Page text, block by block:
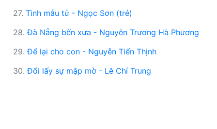
27. Tình mẫu tử - Ngọc Sơn (trẻ)
28.Đà Nẵng bến xưa - Nguyễn Trương Hà Phương
29.Để lại cho con - Nguyễn Tiến Thịnh
30.Đổi lấy sự mập mờ - Lê Chí Trung